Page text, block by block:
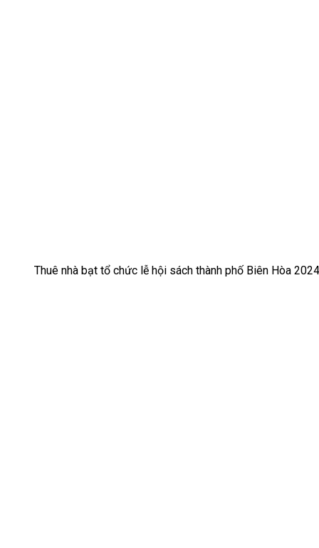
Thuê nhà bạt tổ chức lễ hội sách thành phố Biên Hòa